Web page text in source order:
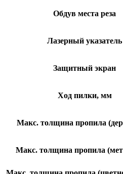
Обдув места реза
Лазерный указатель
Защитный экран
Ход пилки, мм
Макс. толщина пропила
Макс. толщина пропила